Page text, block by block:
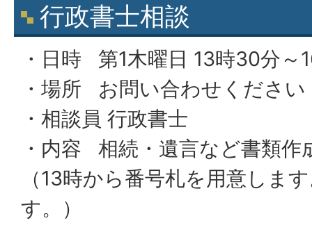
行政書士相談
・日時 第1木曜日 13時30分～
・場所 お問い合わせください
・相談員 行政書士
・内容 相続・遺言など書類作
（13時から番号札を用意しま
す。）